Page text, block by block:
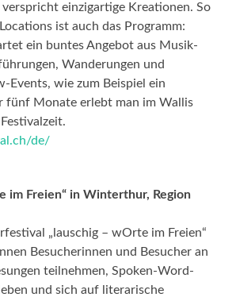
verspricht einzigartige Kreationen. So
ist auch das Programm:
ein buntes Angebot aus Musik-
Wanderungen und
Events, wie zum Beispiel ein
fünf Monate erlebt man im Wallis
de/
im Freien“ in Winterthur, Region
„lauschig – wOrte im Freien“
Besucherinnen und Besucher an
teilnehmen, Spoken-Word-
und sich auf literarische